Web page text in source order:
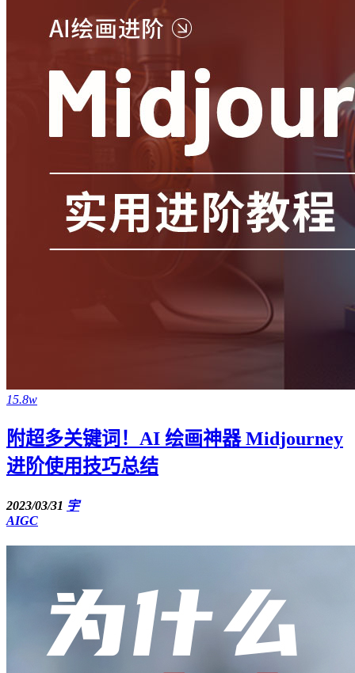
15.8w
附超多关键词！AI 绘画神器 Midjourney
进阶使用技巧总结
2023/03/31 宇
AIGC